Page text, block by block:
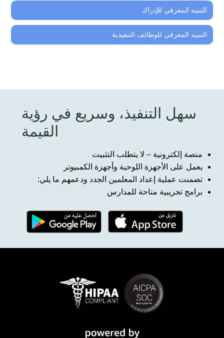
التنبيه المعرفي للإدراك
التنبيه المعرفي للوظائف التنفيذية
سهل التنفيذ، وسريع في رؤية
القيمة
منصة إلكترونية – لا يتطلب التثبيت
يعمل على الأجهزة اللوحية وأجهزة الكمبيوتر
تضمنت عملية إعداد المعلمين الجدد ودعمهم ما يلي:
برامج تجريبية متاحة للمدارس